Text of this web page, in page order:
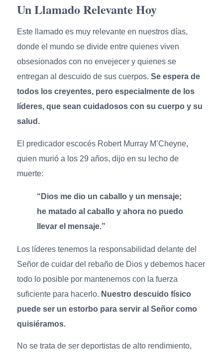
Un Llamado Relevante Hoy
Este llamado es muy relevante en nuestros días,
donde el mundo se divide entre quienes viven
obsesionados con no envejecer y quienes se
entregan al descuido de sus cuerpos. Se espera de
todos los creyentes, pero especialmente de los
líderes, que sean cuidadosos con su cuerpo y su
salud.
El predicador escocés Robert Murray M’Cheyne,
quien murió a los 29 años, dijo en su lecho de
muerte:
“Dios me dio un caballo y un mensaje;
he matado al caballo y ahora no puedo
llevar el mensaje.”
Los líderes tenemos la responsabilidad delante del
Señor de cuidar del rebaño de Dios y debemos hacer
todo lo posible por mantenernos con la fuerza
suficiente para hacerlo. Nuestro descuido físico
puede ser un estorbo para servir al Señor como
quisiéramos.
No se trata de ser deportistas de alto rendimiento,